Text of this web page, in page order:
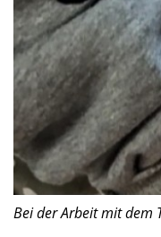
Bei der Arbeit mit dem